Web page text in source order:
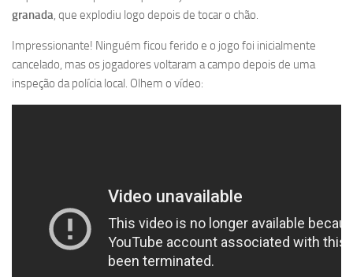
granada, que explodiu logo depois de tocar o chão.
Impressionante! Ninguém ficou ferido e o jogo foi inicialmente
cancelado, mas os jogadores voltaram a campo depois de uma
inspeção da polícia local. Olhem o vídeo: